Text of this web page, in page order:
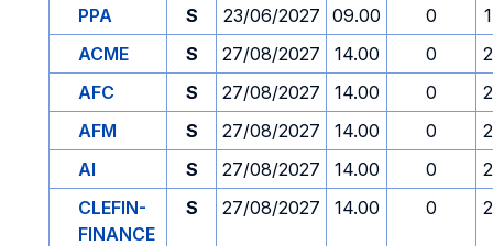
PPA
S 23/06/2027 09.00 0
ACME
S 27/08/2027 14.00 0
AFC
S 27/08/2027 14.00 0
AFM
S 27/08/2027 14.00 0
AI
S 27/08/2027 14.00 0
CLEFIN-
FINANCE
S 27/08/2027 14.00 0